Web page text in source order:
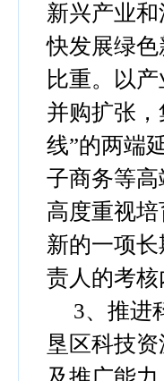
新兴产业
快发展绿
比重。以
并购扩张
线”的两端
子商务等
高度重视
新的一项
责人的考
3、推进
垦区科技